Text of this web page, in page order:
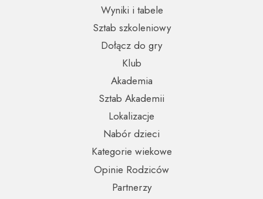
Partnerzy
Opinie Rodziców
Nabór dzieci
Wyniki i tabele
Kategorie wiekowe
Lokalizacje
Sztab szkoleniowy
Sztab Akademii
Dołącz do gry
Akademia
Klub